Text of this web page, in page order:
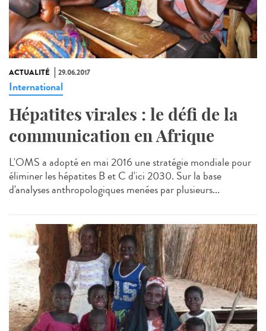
ACTUALITÉ 29.06.2017
International
Hépatites virales : le défi de la
communication en Afrique
L'OMS a adopté en mai 2016 une stratégie mondiale pour
éliminer les hépatites B et C d'ici 2030. Sur la base
d'analyses anthropologiques menées par plusieurs...